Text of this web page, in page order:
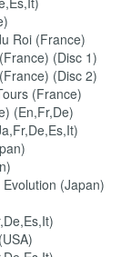
Roi (France)
(Disc 1)
(Disc 2)
(France)
(En,Fr,De)
(Japan)